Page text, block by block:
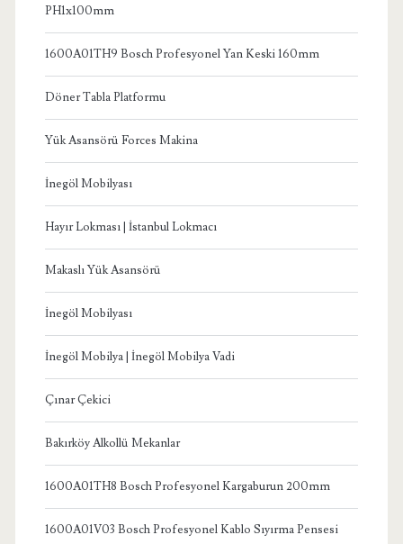
PH1x100mm
1600A01TH9 Bosch Profesyonel Yan Keski 160mm
Döner Tabla Platformu
Yük Asansörü Forces Makina
İnegöl Mobilyası
Hayır Lokması | İstanbul Lokmacı
Makaslı Yük Asansörü
İnegöl Mobilyası
İnegöl Mobilya | İnegöl Mobilya Vadi
Çınar Çekici
Bakırköy Alkollü Mekanlar
1600A01TH8 Bosch Profesyonel Kargaburun 200mm
1600A01V03 Bosch Profesyonel Kablo Sıyırma Pensesi